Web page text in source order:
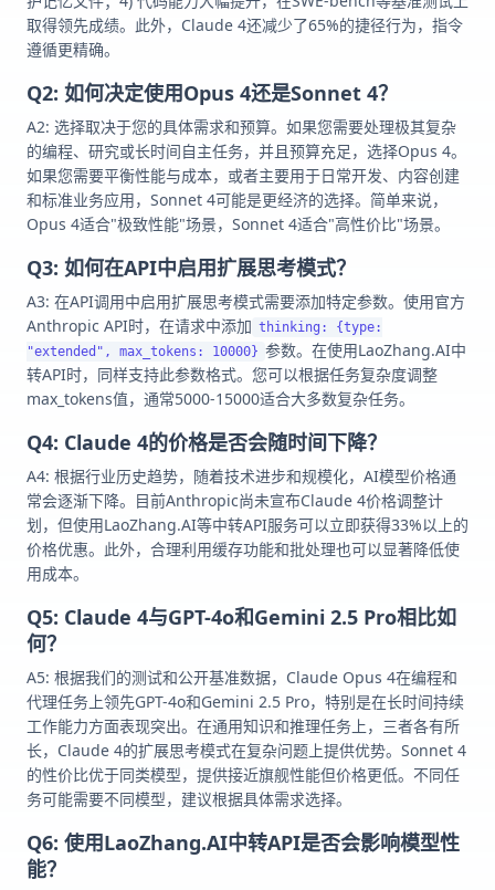
取得领先成绩。此外，Claude 4还减少了65%的捷径行为，指令
遵循更精确。
Q2: 如何决定使用Opus 4还是Sonnet 4？
A2: 选择取决于您的具体需求和预算。如果您需要处理极其复杂
的编程、研究或长时间自主任务，并且预算充足，选择Opus 4。
如果您需要平衡性能与成本，或者主要用于日常开发、内容创建
和标准业务应用，Sonnet 4可能是更经济的选择。简单来说，
Opus 4适合"极致性能"场景，Sonnet 4适合"高性价比"场景。
Q3: 如何在API中启用扩展思考模式？
A3: 在API调用中启用扩展思考模式需要添加特定参数。使用官方
Anthropic API时，在请求中添加 thinking: {type:
"extended", max_tokens: 10000} 参数。在使用LaoZhang.AI中
转API时，同样支持此参数格式。您可以根据任务复杂度调整
max_tokens值，通常5000-15000适合大多数复杂任务。
Q4: Claude 4的价格是否会随时间下降？
A4: 根据行业历史趋势，随着技术进步和规模化，AI模型价格通
常会逐渐下降。目前Anthropic尚未宣布Claude 4价格调整计
划，但使用LaoZhang.AI等中转API服务可以立即获得33%以上的
价格优惠。此外，合理利用缓存功能和批处理也可以显著降低使
用成本。
Q5: Claude 4与GPT-4o和Gemini 2.5 Pro相比如
何？
A5: 根据我们的测试和公开基准数据，Claude Opus 4在编程和
代理任务上领先GPT-4o和Gemini 2.5 Pro，特别是在长时间持续
工作能力方面表现突出。在通用知识和推理任务上，三者各有所
长，Claude 4的扩展思考模式在复杂问题上提供优势。Sonnet 4
的性价比优于同类模型，提供接近旗舰性能但价格更低。不同任
务可能需要不同模型，建议根据具体需求选择。
Q6: 使用LaoZhang.AI中转API是否会影响模型性
能？